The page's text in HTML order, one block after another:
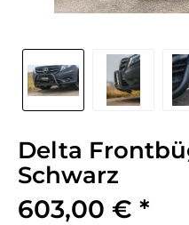
Delta
Schwarz
603,00 € *